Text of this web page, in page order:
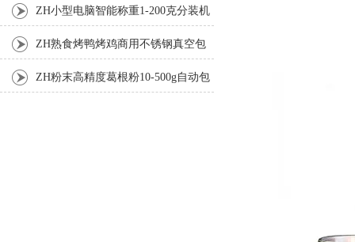
机厂家 ZH小型电脑智能称重1-200克分装机
ZH熟食烤鸭烤鸡商用不锈钢真空包
装机 ZH粉末高精度葛根粉10-500g自动包